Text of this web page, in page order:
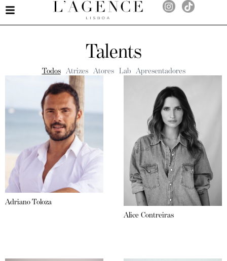
Talents
Apresentadores
Atores
Atrizes Lab
Todos
Adriano Toloza
Alice Contreiras